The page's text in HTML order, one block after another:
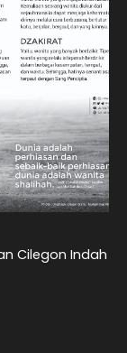
Cilegon Indah